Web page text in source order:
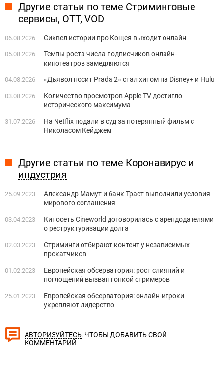
Другие статьи по теме Стриминговые
сервисы, OTT, VOD
06.08.2026 Сиквел истории про Кощея выходит онлайн
05.08.2026
Темпы роста числа подписчиков онлайн-
кинотеатров замедляются
04.08.2026 «Дьявол носит Prada 2» стал хитом на Disney+ и Hulu
03.08.2026
Количество просмотров Apple TV достигло
исторического максимума
31.07.2026
На Netflix подали в суд за потерянный фильм с
Николасом Кейджем
Другие статьи по теме Коронавирус и
индустрия
25.09.2023
Александр Мамут и банк Траст выполнили условия
мирового соглашения
03.04.2023
Киносеть Cineworld договорилась с арендодателями
о реструктуризации долга
02.03.2023
Стриминги отбирают контент у независимых
прокатчиков
01.02.2023
Европейская обсерватория: рост слияний и
поглощений вызван гонкой стримеров
25.01.2023
Европейская обсерватория: онлайн-игроки
укрепляют лидерство
АВТОРИЗУЙТЕСЬ, ЧТОБЫ ДОБАВИТЬ СВОЙ
КОММЕНТАРИЙ